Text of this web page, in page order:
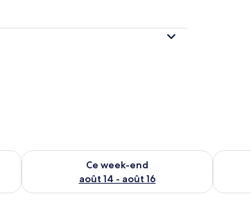
10 - août 11
Ce week-end
août 14 - août 16
Vérifier la disponibilité pour ce week-end août